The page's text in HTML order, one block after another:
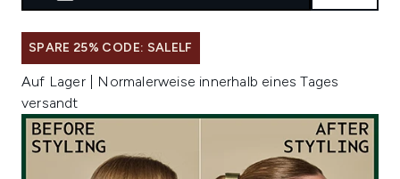
SPARE 25% CODE: SALELF
Auf Lager | Normalerweise innerhalb eines Tages
versandt